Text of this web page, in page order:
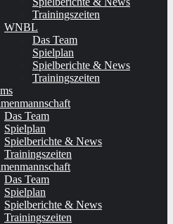
Trainingszeiten
WNBL
Das Team
Spielplan
Spielberichte & News
Trainingszeiten
Das Team
Spielplan
Spielberichte & News
Trainingszeiten
Das Team
Spielplan
Spielberichte & News
Trainingszeiten